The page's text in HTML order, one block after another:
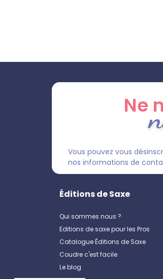
Ne
Vous pouvez vous
nos informations de
Éditions de Saxe
Qui sommes nous ?
Editions de saxe pour les Pros
Catalogue Éditions de Saxe
Coudre c'est facile
Le blog